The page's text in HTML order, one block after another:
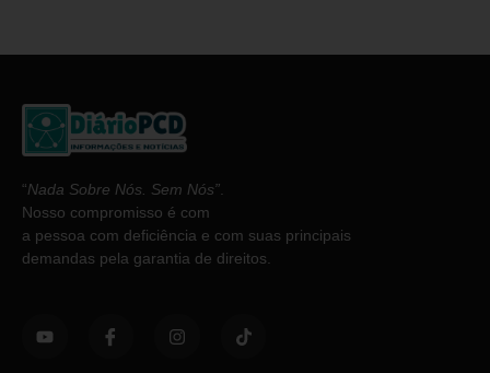
“Nada Sobre Nós. Sem Nós”
Nosso compromisso é com
a pessoa com deficiência e com suas principais
demandas pela garantia de direitos.